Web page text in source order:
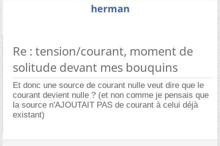
herman
Re : tension/courant, moment de
solitude devant mes bouquins
Et donc une source de courant nulle veut dire que le
courant devient nulle ? (et non comme je pensais que
la source n'AJOUTAIT PAS de courant à celui déjà
existant)